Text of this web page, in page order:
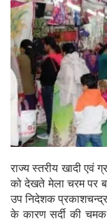
राज्य स्तरीय खादी एवं
को देखते मेला चरम पर
उप निदेशक
के कारण सर्दी की